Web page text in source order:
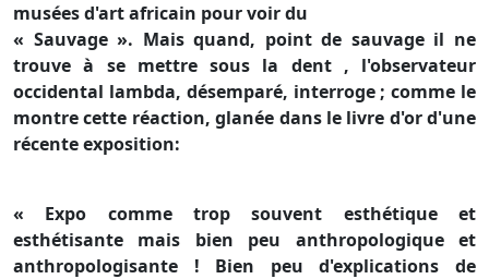
musées d'art africain pour voir du
« Sauvage ». Mais quand, point de sauvage il ne
trouve à se mettre sous la dent , l'observateur
occidental lambda, désemparé, interroge ; comme le
montre cette réaction, glanée dans le livre d'or d'une
récente exposition:
« Expo comme trop souvent esthétique et
esthétisante mais bien peu anthropologique et
anthropologisante ! Bien peu d'explications de